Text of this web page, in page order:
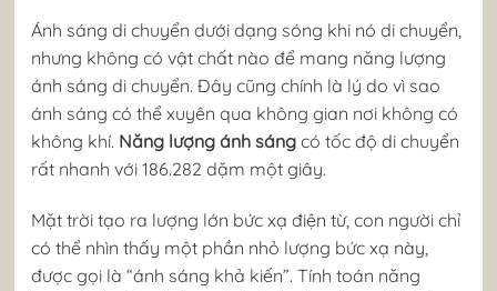
Ánh sáng di chuyển dưới dạng sóng khi nó di chuyển,
nhưng không có vật chất nào để mang năng lượng
ánh sáng di chuyển. Đây cũng chính là lý do vì sao
ánh sáng có thể xuyên qua không gian nơi không có
không khí. Năng lượng ánh sáng có tốc độ di chuyển
rất nhanh với 186.282 dặm một giây.
Mặt trời tạo ra lượng lớn bức xạ điện từ, con người chỉ
có thể nhìn thấy một phần nhỏ lượng bức xạ này,
được gọi là “ánh sáng khả kiến”. Tính toán năng